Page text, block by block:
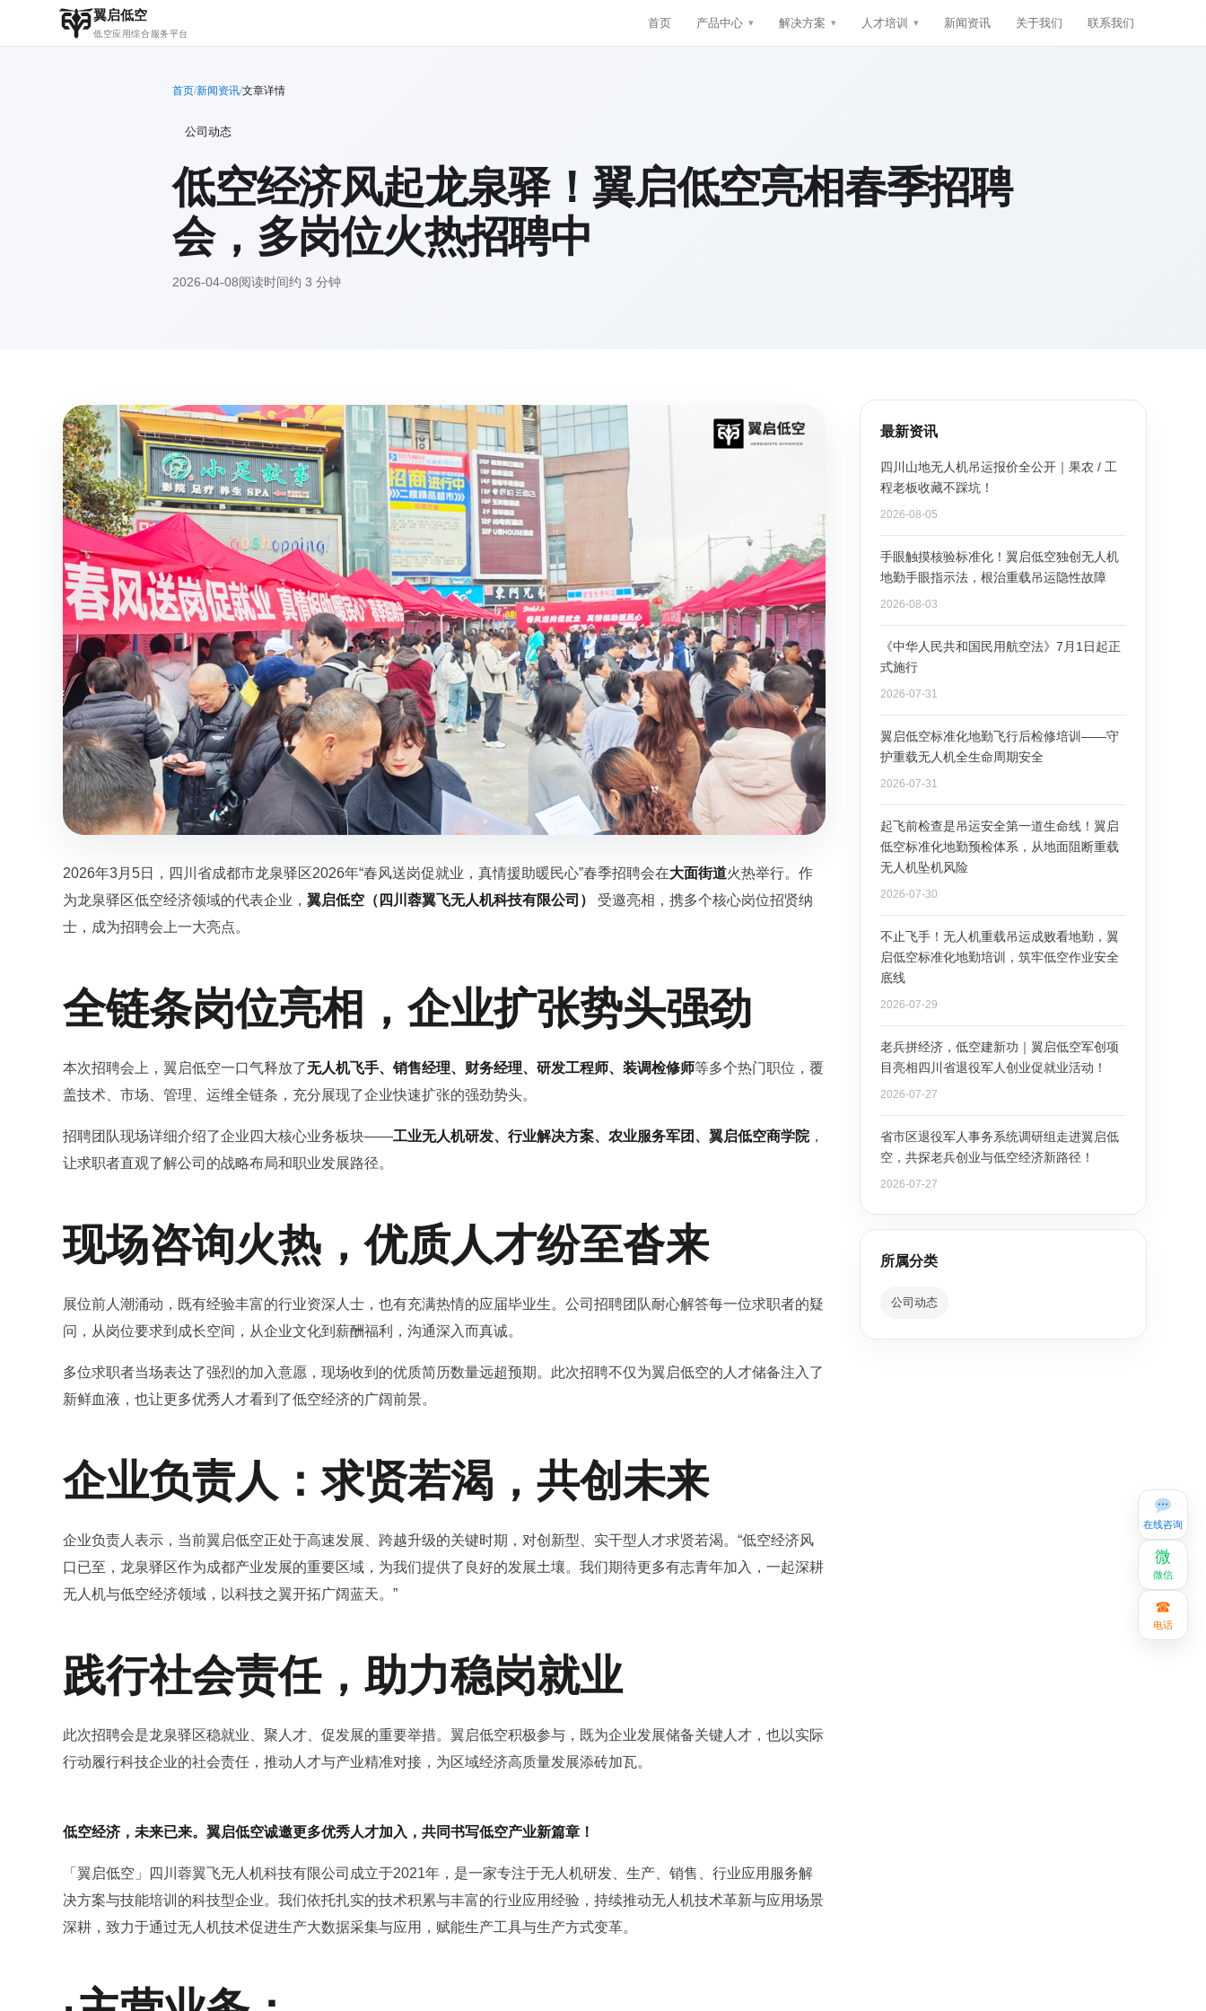
翼启低空
低空应用综合服务平台
首页 产品中心 解决方案 人才培训 新闻资讯 关于我们 联系我们
首页/新闻资讯/文章详情
公司动态
低空经济风起龙泉驿！翼启低空亮相春季招聘
会，多岗位火热招聘中
2026-04-08阅读时间约 3 分钟
2026年3月5日，四川省成都市龙泉驿区2026年“春风送岗促就业，真情援助暖民心”春季招聘会在大面街道火热举行。作
为龙泉驿区低空经济领域的代表企业， 翼启低空（四川蓉翼飞无人机科技有限公司）
受邀亮相，携多个核心岗位招贤纳
士，成为招聘会上一大亮点。
全链条岗位亮相，企业扩张势头强劲
本次招聘会上，翼启低空一口气释放了无人机飞手、销售经理、财务经理、研发工程师、装调检修师等多个热门职位，覆
盖技术、市场、管理、运维全链条，充分展现了企业快速扩张的强劲势头。
招聘团队现场详细介绍了企业四大核心业务板块——工业无人机研发、行业解决方案、农业服务军团、翼启低空商学院，
让求职者直观了解公司的战略布局和职业发展路径。
现场咨询火热，优质人才纷至沓来
展位前人潮涌动，既有经验丰富的行业资深人士，也有充满热情的应届毕业生。公司招聘团队耐心解答每一位求职者的疑
问，从岗位要求到成长空间，从企业文化到薪酬福利，沟通深入而真诚。
多位求职者当场表达了强烈的加入意愿，现场收到的优质简历数量远超预期。此次招聘不仅为翼启低空的人才储备注入了
新鲜血液，也让更多优秀人才看到了低空经济的广阔前景。
企业负责人：求贤若渴，共创未来
企业负责人表示，当前翼启低空正处于高速发展、跨越升级的关键时期，对创新型、实干型人才求贤若渴。“低空经济风
口已至，龙泉驿区作为成都产业发展的重要区域，为我们提供了良好的发展土壤。我们期待更多有志青年加入，一起深耕
无人机与低空经济领域，以科技之翼开拓广阔蓝天。”
践行社会责任，助力稳岗就业
此次招聘会是龙泉驿区稳就业、聚人才、促发展的重要举措。翼启低空积极参与，既为企业发展储备关键人才，也以实际
行动履行科技企业的社会责任，推动人才与产业精准对接，为区域经济高质量发展添砖加瓦。
低空经济，未来已来。翼启低空诚邀更多优秀人才加入，共同书写低空产业新篇章！
「翼启低空」四川蓉翼飞无人机科技有限公司成立于2021年，是一家专注于无人机研发、生产、销售、行业应用服务解
决方案与技能培训的科技型企业。我们依托扎实的技术积累与丰富的行业应用经验，持续推动无人机技术革新与应用场景
深耕，致力于通过无人机技术促进生产大数据采集与应用，赋能生产工具与生产方式变革。
最新资讯
四川山地无人机吊运报价全公开｜果农 / 工
程老板收藏不踩坑！
2026-08-05
手眼触摸核验标准化！翼启低空独创无人机
地勤手眼指示法，根治重载吊运隐性故障
2026-08-03
《中华人民共和国民用航空法》7月1日起正
式施行
2026-07-31
翼启低空标准化地勤飞行后检修培训——守
护重载无人机全生命周期安全
2026-07-31
起飞前检查是吊运安全第一道生命线！翼启
低空标准化地勤预检体系，从地面阻断重载
无人机坠机风险
2026-07-30
不止飞手！无人机重载吊运成败看地勤，翼
启低空标准化地勤培训，筑牢低空作业安全
底线
2026-07-29
老兵拼经济，低空建新功｜翼启低空军创项
目亮相四川省退役军人创业促就业活动！
2026-07-27
省市区退役军人事务系统调研组走进翼启低
空，共探老兵创业与低空经济新路径！
2026-07-27
所属分类
公司动态
在线咨询
微
微信
☎
电话